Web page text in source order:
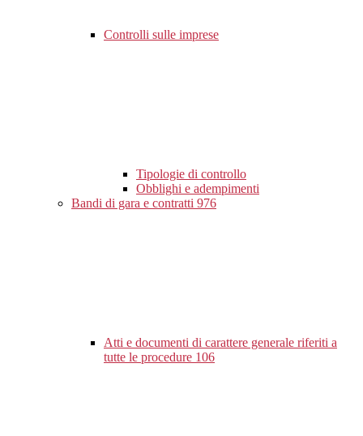
Controlli sulle imprese
Tipologie di controllo
Obblighi e adempimenti
Bandi di gara e contratti 976
Atti e documenti di carattere generale riferiti a
tutte le procedure 106